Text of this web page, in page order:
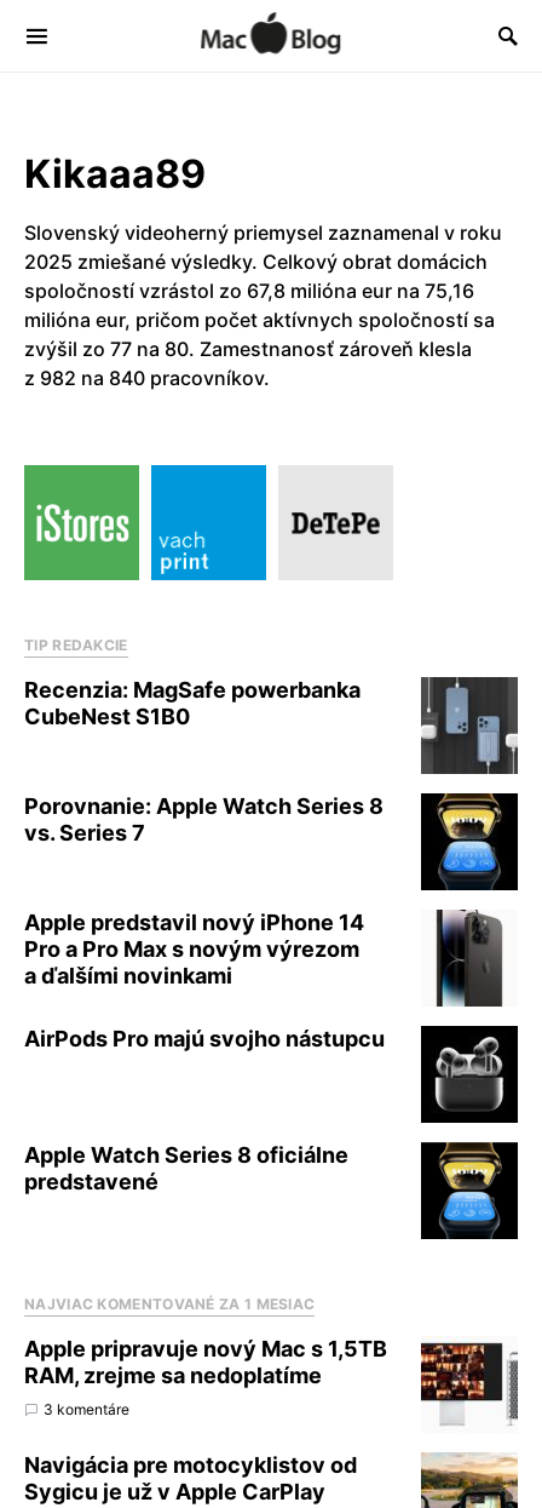
Kikaaa89
Slovenský videoherný priemysel zaznamenal v roku
2025 zmiešané výsledky. Celkový obrat domácich
spoločností vzrástol zo 67,8 milióna eur na 75,16
milióna eur, pričom počet aktívnych spoločností sa
zvýšil zo 77 na 80. Zamestnanosť zároveň klesla
z 982 na 840 pracovníkov.
TIP REDAKCIE
Recenzia: MagSafe powerbanka
CubeNest S1B0
Porovnanie: Apple Watch Series 8
vs. Series 7
Apple predstavil nový iPhone 14
Pro a Pro Max s novým výrezom
a ďalšími novinkami
AirPods Pro majú svojho nástupcu
Apple Watch Series 8 oficiálne
predstavené
NAJVIAC KOMENTOVANÉ ZA 1 MESIAC
Apple pripravuje nový Mac s 1,5TB
RAM, zrejme sa nedoplatíme
3 komentáre
Navigácia pre motocyklistov od
Sygicu je už v Apple CarPlay